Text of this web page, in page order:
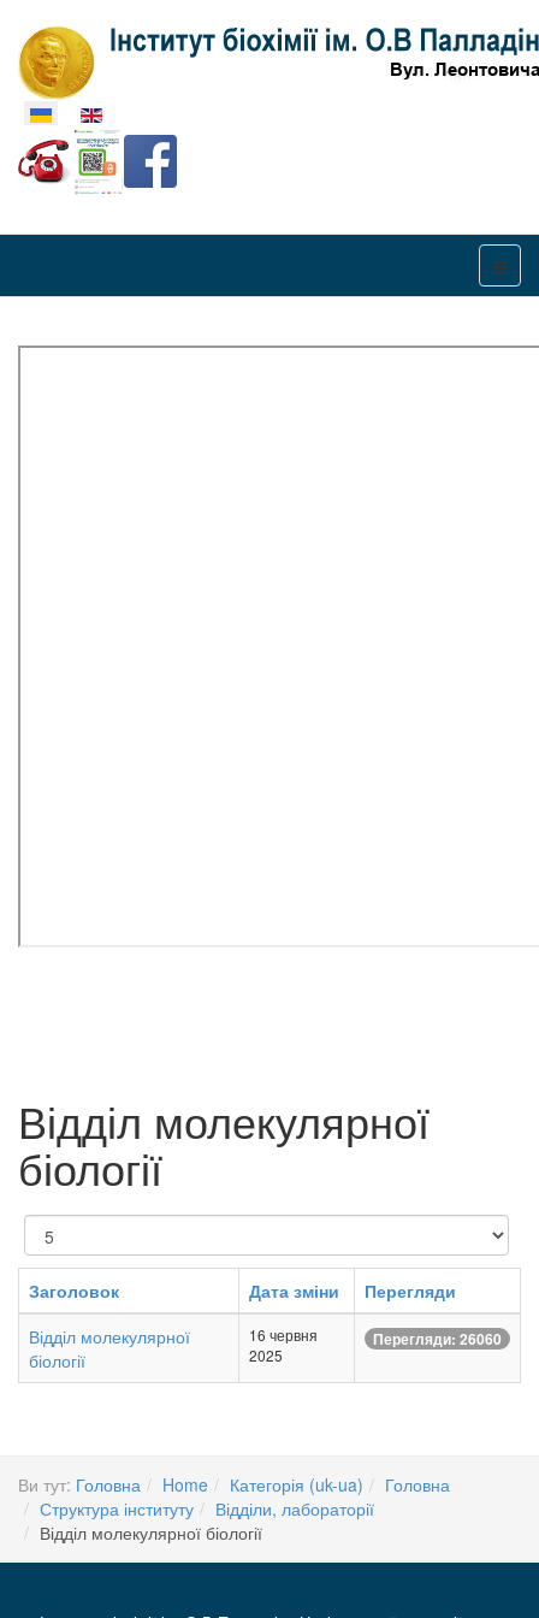
Оберіть свою мову
Відділ молекулярної
біології
Показувати
Заголовок Дата зміни
Перегляди
Відділ молекулярної
біології
16 червня
2025
Перегляди: 26060
Ви тут: Головна Home Категорія (uk-ua)
Головна
Структура інституту
Відділи, лабораторії
Відділ молекулярної біології